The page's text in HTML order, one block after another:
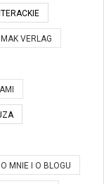
MAK VERLAG
O MNIE I O BLOGU